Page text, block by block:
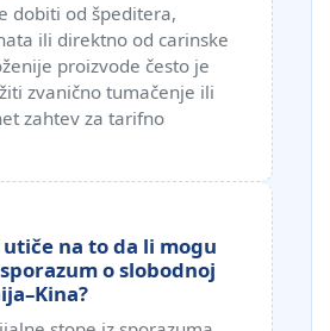
dobiti od špeditera,
ili direktno od carinske
proizvode često je
zvanično tumačenje ili
zahtev za tarifno
utiče na to da li mogu
o slobodnoj